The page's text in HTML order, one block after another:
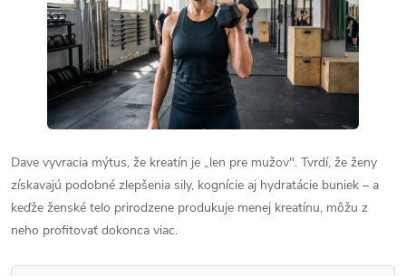
Dave vyvracia mýtus, že kreatín je „len pre mužov". Tvrdí, že ženy
získavajú podobné zlepšenia sily, kognície aj hydratácie buniek – a
keďže ženské telo prirodzene produkuje menej kreatínu, môžu z
neho profitovať dokonca viac.